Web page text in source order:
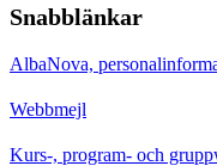
Snabblänkar
AlbaNova,
Webbmejl
Kurs-, program- och